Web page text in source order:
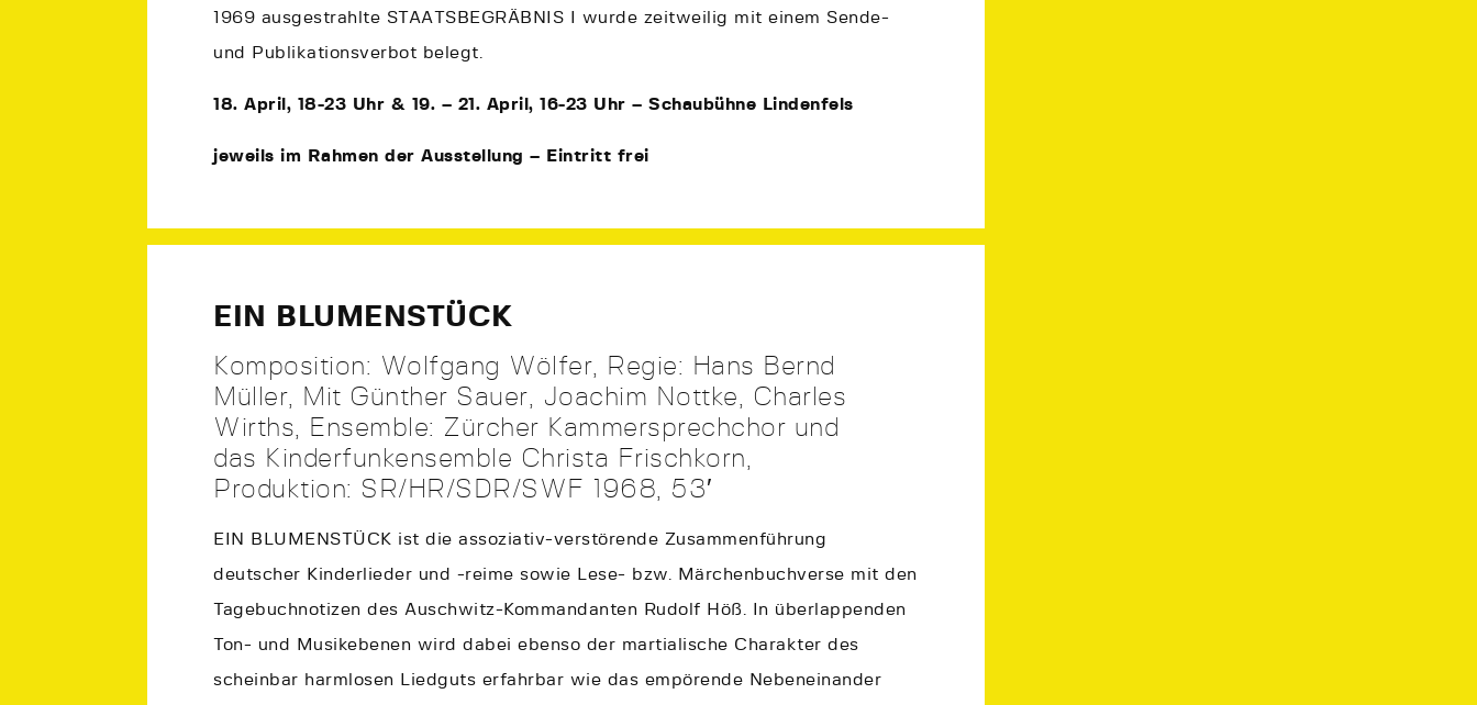
1969 ausgestrahlte STAATSBEGRÄBNIS I wurde zeitweilig mit einem Sende-
und Publikationsverbot belegt.
18. April, 18-23 Uhr & 19. – 21. April, 16-23 Uhr – Schaubühne Lindenfels
jeweils im Rahmen der Ausstellung – Eintritt frei
EIN BLUMENSTÜCK
Komposition: Wolfgang Wölfer, Regie: Hans Bernd
Müller, Mit Günther Sauer, Joachim Nottke, Charles
Wirths, Ensemble: Zürcher Kammersprechchor und
das Kinderfunkensemble Christa Frischkorn,
Produktion: SR/HR/SDR/SWF 1968, 53′
EIN BLUMENSTÜCK ist die assoziativ-verstörende Zusammenführung
deutscher Kinderlieder und -reime sowie Lese- bzw. Märchenbuchverse mit den
Tagebuchnotizen des Auschwitz-Kommandanten Rudolf Höß. In überlappenden
Ton- und Musikebenen wird dabei ebenso der martialische Charakter des
scheinbar harmlosen Liedguts erfahrbar wie das empörende Nebeneinander